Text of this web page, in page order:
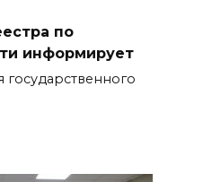
по
информирует